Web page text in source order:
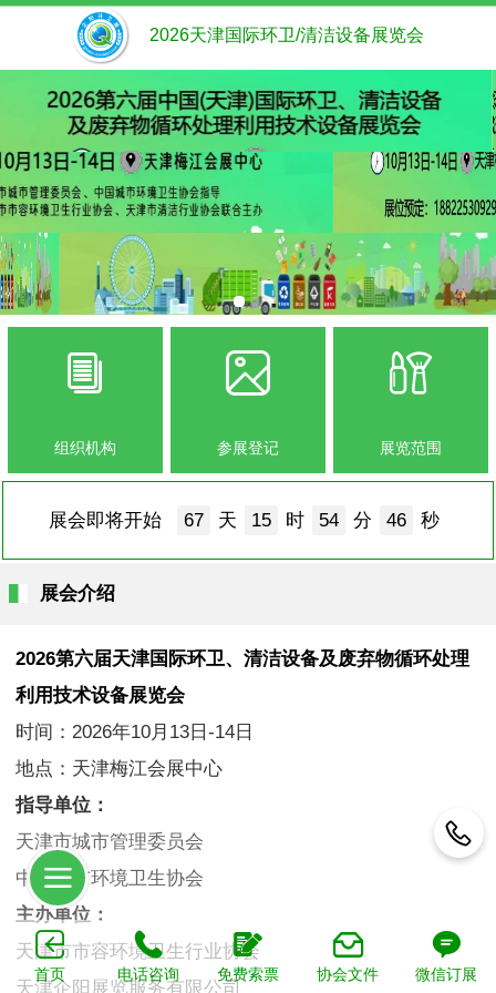
2026天津国际环卫/清洁设备展览会
组织机构 参展登记 展览范围
展会即将开始 67 天 15 时 54 分 46 秒
展会介绍
2026第六届天津国际环卫、清洁设备及废弃物循环处理
利用技术设备展览会
时间：2026年10月13日-14日
地点：天津梅江会展中心
指导单位：
天津市城市管理委员会
中国城市环境卫生协会
主办单位：
天津市市容环境卫生行业协会
天津企阳展览服务有限公司
首页 电话咨询 免费索票 协会文件 微信订展